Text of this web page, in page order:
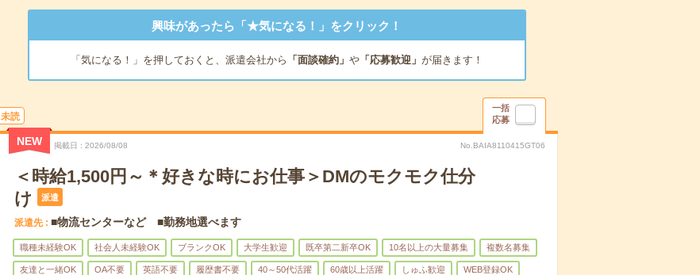
興味があったら「★気になる！」をクリック！
「気になる！」を押しておくと、派遣会社から 「面談確約」 や「応募歓迎」 が届きます！
未読
一括
応募
NEW 掲載日 2026/08/08 No.BAIA8110415GT06
＜時給1,500円～＊好きな時にお仕事＞DMのモクモク仕分
け
派遣
派遣先 ■物流センターなど ■勤務地選べます
職種未経験OK 社会人未経験OK ブランクOK 大学生歓迎 既卒第二新卒OK 10名以上の大量募集 複数名募集
友達と一緒OK OA不要 英語不要 履歴書不要 40～50代活躍 60歳以上活躍 しゅふ歓迎 WEB登録OK